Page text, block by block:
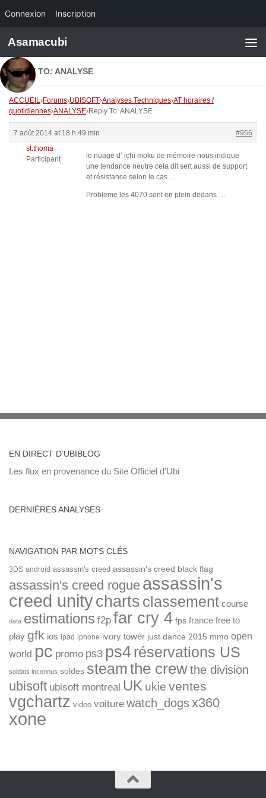
Connexion Inscription
Skip to content
Asamacubi
REPLY TO: ANALYSE
ACCUEIL›Forums›UBISOFT›Analyses Techniques›AT horaires /
quotidiennes›ANALYSE›Reply To: ANALYSE
7 août 2014 at 18 h 49 min
#956
st.thoma
Participant
le nuage d’ ichi moku de mémoire nous indique
une tendance neutre cela dit sert aussi de support
et résistance selon le cas …
Probleme les 4070 sont en plein dedans …
EN DIRECT D’UBIBLOG
Les flux en provenance du Site Officiel d'Ubi
DERNIÈRES ANALYSES
NAVIGATION PAR MOTS CLÉS
3DS android assassin's creed assassin's creed black flag
assassin's creed rogue assassin's
creed unitycharts classement course
data estimations f2p far cry 4 fps france free to
play gfk ios ipad iphone ivory tower just dance 2015 mmo open
world pc promo ps3 ps4réservations US
soldats inconnus soldes steamthe crewthe division
ubisoft ubisoft montreal UK ukie ventes
vgchartz video voiture watch_dogsx360
xone